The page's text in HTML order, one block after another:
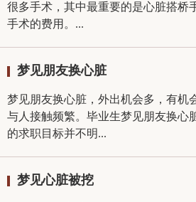
很多手术，其中最重要的是心脏搭桥
手术的费用。...
梦见朋友换心脏
梦见朋友换心脏，外出机会多，有机
与人接触频繁。毕业生梦见朋友换心
的求职目标并不明...
梦见心脏被挖